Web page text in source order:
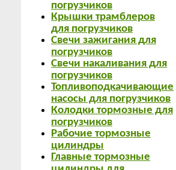
погрузчиков
Крышки трамблеров
для погрузчиков
Свечи зажигания для
погрузчиков
Свечи накаливания для
погрузчиков
Топливоподкачивающие
насосы для погрузчиков
Колодки тормозные для
погрузчиков
Рабочие тормозные
цилиндры
Главные тормозные